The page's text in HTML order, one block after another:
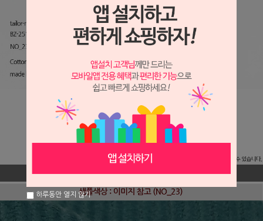
하루동안 열지 않기